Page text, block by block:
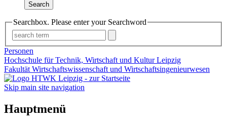
Search
Searchbox. Please enter your Searchword
Personen
Hochschule für Technik, Wirtschaft und Kultur Leipzig
Fakultät Wirtschaftswissenschaft und Wirtschaftsingenieurwesen
Skip main site navigation
Hauptmenü